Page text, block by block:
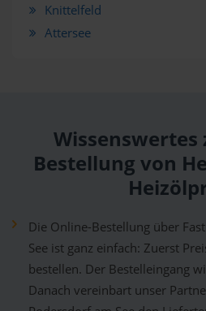
Knittelfeld
Attersee
Wissenswertes
Bestellung von
Die Online-Bestellung über
See ist ganz einfach: Zuerst
bestellen. Der Bestelleingang
Danach vereinbart unser